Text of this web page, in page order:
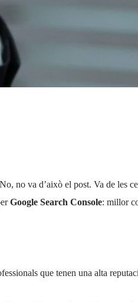
no va d’això el post. Va de les
Google Search Console: millor
que tenen una alta